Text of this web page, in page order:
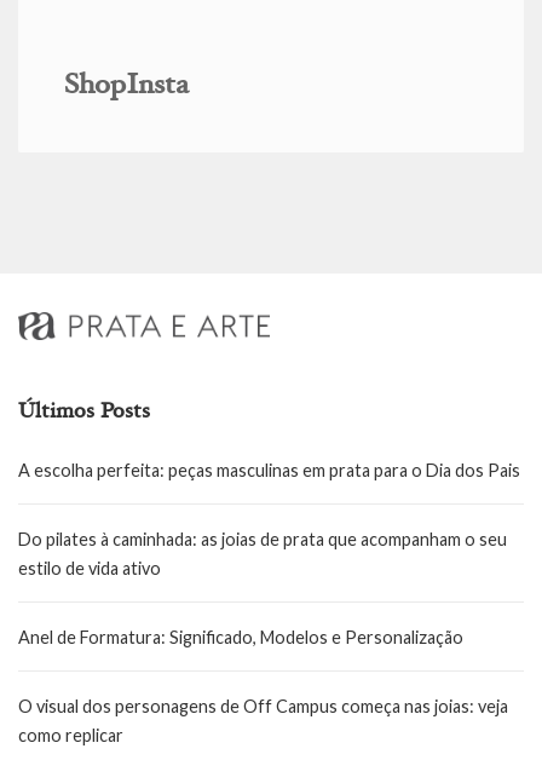
ShopInsta
Últimos Posts
A escolha perfeita: peças masculinas em prata para o Dia dos Pais
Do pilates à caminhada: as joias de prata que acompanham o seu
estilo de vida ativo
Anel de Formatura: Significado, Modelos e Personalização
O visual dos personagens de Off Campus começa nas joias: veja
como replicar